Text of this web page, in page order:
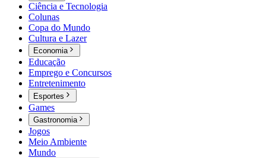
Ciência e Tecnologia
Colunas
Copa do Mundo
Cultura e Lazer
Economia
Educação
Emprego e Concursos
Entretenimento
Esportes
Games
Gastronomia
Jogos
Meio Ambiente
Mundo